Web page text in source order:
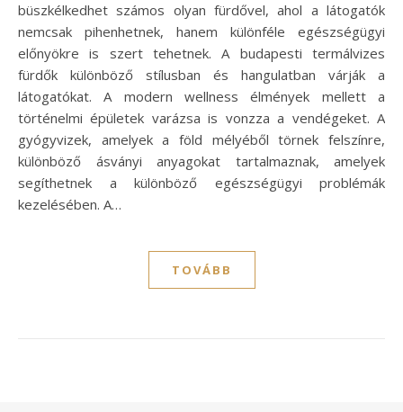
büszkélkedhet számos olyan fürdővel, ahol a látogatók
nemcsak pihenhetnek, hanem különféle egészségügyi
előnyökre is szert tehetnek. A budapesti termálvizes
fürdők különböző stílusban és hangulatban várják a
látogatókat. A modern wellness élmények mellett a
történelmi épületek varázsa is vonzza a vendégeket. A
gyógyvizek, amelyek a föld mélyéből törnek felszínre,
különböző ásványi anyagokat tartalmaznak, amelyek
segíthetnek a különböző egészségügyi problémák
kezelésében. A…
TOVÁBB